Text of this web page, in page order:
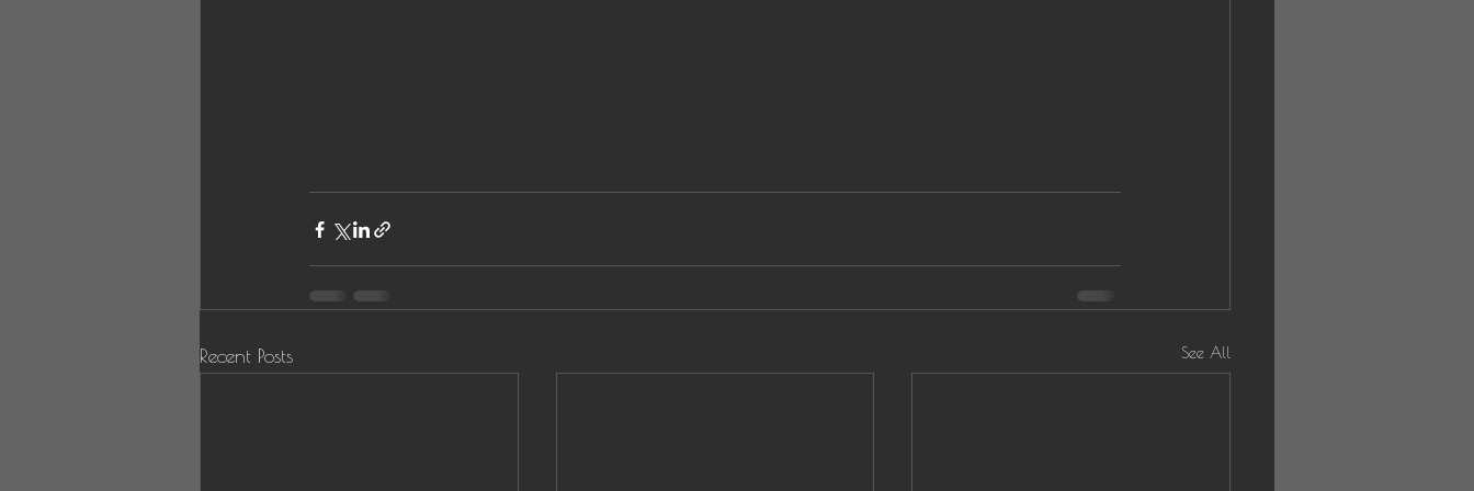
Recent Posts See All